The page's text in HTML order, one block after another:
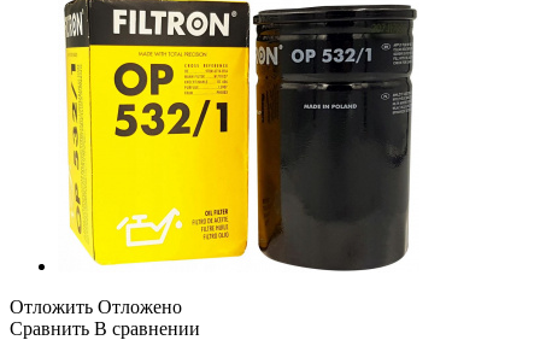
Отложить Отложено
Сравнить В сравнении